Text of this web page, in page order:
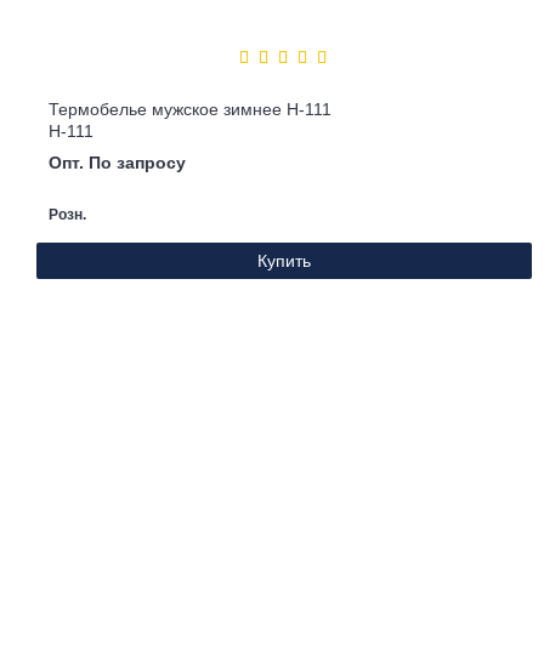
Термобелье мужское зимнее Н-111
Н-111
Опт. По запросу
Розн.
Купить